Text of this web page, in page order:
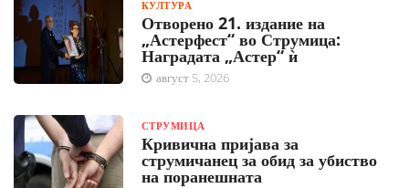
КУЛТУРА
Отворено 21. издание на
„Астерфест“ во Струмица:
Наградата „Астер“ ѝ
август 5, 2026
СТРУМИЦА
Кривична пријава за
струмичанец за обид за убиство
на поранешната